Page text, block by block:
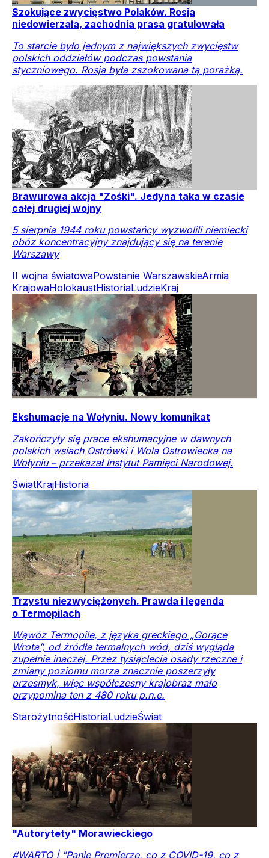
Szokujące zwycięstwo Polaków. Rosja
niedowierzała, zachodnia prasa gratulowała
To starcie było jednym z największych zwycięstw
polskich oddziałów podczas powstania
styczniowego. Rosja była zszokowana tą porażką.
Brawurowa akcja "Zośki". Jedyna taka w czasie
całej drugiej wojny
5 sierpnia 1944 roku powstańcy wyzwolili niemiecki
obóz koncentracyjny znajdujący się na terenie
Warszawy
II wojna światowaPowstanie WarszawskieArmia
KrajowaHolokaustHistoriaLudzieKraj
Ekshumacje na Wołyniu. Nowy komunikat
Zakończyły się prace ekshumacyjne w dawnych
polskich wsiach Ostrówki i Wola Ostrowiecka na
Wołyniu – przekazał Instytut Pamięci Narodowej.
ŚwiatKrajHistoria
Trzystu niezwyciężonych. Prawda i legenda
o Termopilach
Wąwóz Termopile, z języka greckiego „Gorące
Wrota”, od źródła termalnych wód, dziś wygląda
zupełnie inaczej. Przez tysiąclecia osady rzeczne i
zmiany poziomu morza znacznie poszerzyły
przesmyk, więc współczesny krajobraz mało
przypomina ten z 480 roku p.n.e.
StarożytnośćHistoriaLudzieŚwiat
"Autorytety" Morawieckiego
#WARTO | "Panie Premierze, co z COVID-19, co z